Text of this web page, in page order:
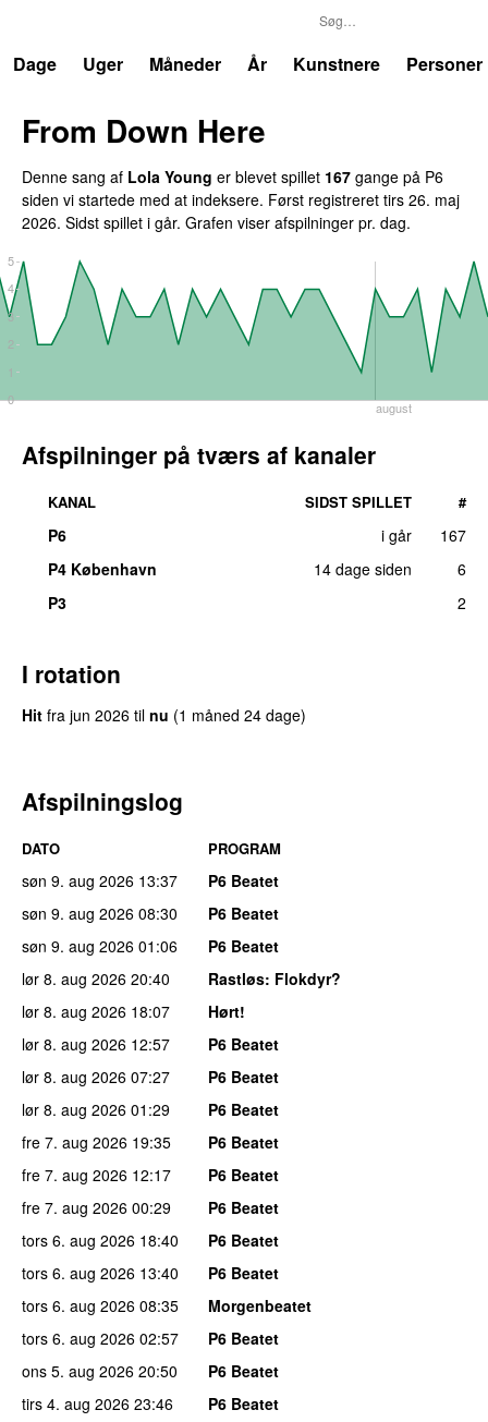
Dage
Uger Måneder År Kunstnere Personer
From Down Here
Denne sang af Lola Young er blevet spillet 167 gange på P6
siden vi startede med at indeksere. Først registreret tirs 26. maj
2026. Sidst spillet i går. Grafen viser afspilninger pr. dag.
august
0
1
2
3
4
5
Afspilninger på tværs af kanaler
KANAL SIDST SPILLET #
P6 i går
167
P4 København
14 dage siden
6
P3
2
I rotation
Hit fra jun 2026 til nu (1 måned 24 dage)
Afspilningslog
DATO PROGRAM
søn 9. aug 2026 13:37
P6 Beatet
søn 9. aug 2026 08:30
P6 Beatet
søn 9. aug 2026 01:06
P6 Beatet
lør 8. aug 2026 20:40 Rastløs: Flokdyr?
lør 8. aug 2026 18:07
Hørt!
lør 8. aug 2026 12:57
P6 Beatet
lør 8. aug 2026 07:27
P6 Beatet
lør 8. aug 2026 01:29
P6 Beatet
fre 7. aug 2026 19:35
P6 Beatet
fre 7. aug 2026 12:17
P6 Beatet
fre 7. aug 2026 00:29
P6 Beatet
tors 6. aug 2026 18:40
P6 Beatet
tors 6. aug 2026 13:40
P6 Beatet
tors 6. aug 2026 08:35
Morgenbeatet
tors 6. aug 2026 02:57
P6 Beatet
ons 5. aug 2026 20:50
P6 Beatet
tirs 4. aug 2026 23:46
P6 Beatet